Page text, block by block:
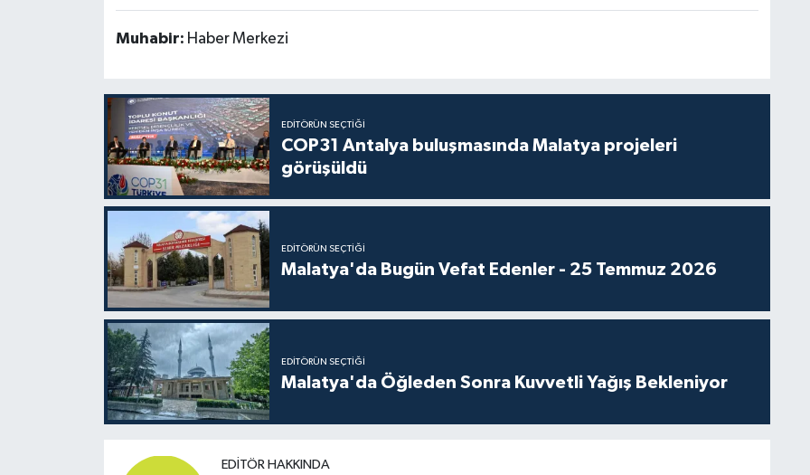
Muhabir: Haber Merkezi
EDITÖRÜN SEÇTIĞI
COP31 Antalya buluşmasında Malatya projeleri
görüşüldü
EDITÖRÜN SEÇTIĞI
Malatya'da Bugün Vefat Edenler - 25 Temmuz 2026
EDITÖRÜN SEÇTIĞI
Malatya'da Öğleden Sonra Kuvvetli Yağış Bekleniyor
EDITÖR HAKKINDA